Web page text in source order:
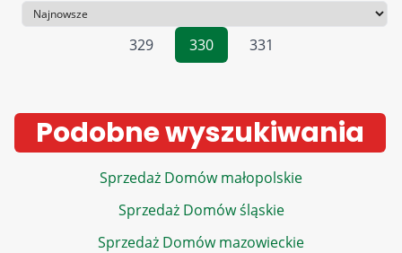
Sortowanie
329
330 331
Podobne wyszukiwania
Sprzedaż Domów małopolskie
Sprzedaż Domów śląskie
Sprzedaż Domów mazowieckie